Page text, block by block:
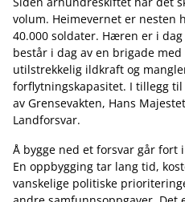
volum. Heimevernet er nesten
40.000 soldater. Hæren er i
består i dag av en brigade
utilstrekkelig ildkraft og
forflytningskapasitet. I tillegg
av Grensevakten, Hans
Landforsvar.
Å bygge ned et forsvar går fort
En oppbygging tar lang tid,
vanskelige politiske